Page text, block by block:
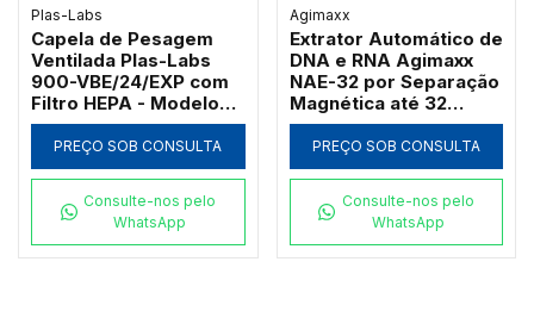
Plas-Labs
Capela de Pesagem
Ventilada Plas-Labs
900-VBE/24/EXP com
Filtro HEPA - Modelo
Compacto
PREÇO SOB CONSULTA
Consulte-nos pelo
WhatsApp
Agimaxx
Extrator Automático de
DNA e RNA Agimaxx
NAE-32 por Separação
Magnética até 32
Amostras
PREÇO SOB CONSULTA
Consulte-nos pelo
WhatsApp